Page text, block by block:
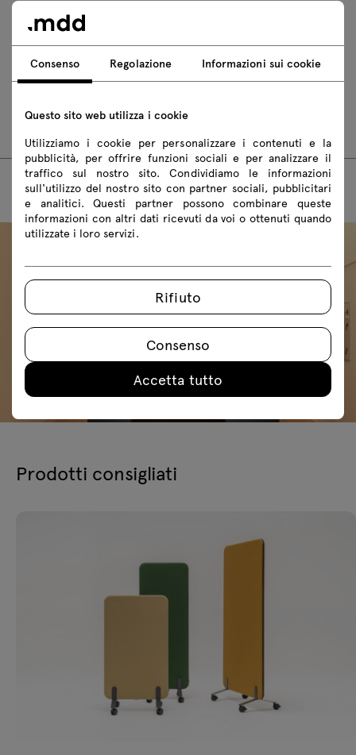
2Ddwg 3Ddwg 3D3ds fbx skp
Istruzioni di montaggio
ZAK312 ZAK318
Prodotti consigliati
Consenso Regolazione Informazioni sui cookie
Questo sito web utilizza i cookie
Utilizziamo i cookie per personalizzare i contenuti e la
pubblicità, per offrire funzioni sociali e per analizzare il
traffico sul nostro sito. Condividiamo le informazioni
sull'utilizzo del nostro sito con partner sociali, pubblicitari
e analitici. Questi partner possono combinare queste
informazioni con altri dati ricevuti da voi o ottenuti quando
utilizzate i loro servizi.
Rifiuto
Consenso
Accetta tutto